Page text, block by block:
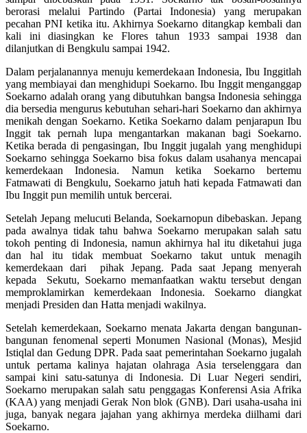
berorasi melalui Partindo (Partai Indonesia) yang merupakan
pecahan PNI ketika itu. Akhirnya Soekarno ditangkap kembali dan
kali ini diasingkan ke Flores tahun 1933 sampai 1938 dan
dilanjutkan di Bengkulu sampai 1942.
Dalam perjalanannya menuju kemerdekaan Indonesia, Ibu Inggitlah
yang membiayai dan menghidupi Soekarno. Ibu Inggit menganggap
Soekarno adalah orang yang dibutuhkan bangsa Indonesia sehingga
dia bersedia mengurus kebutuhan sehari-hari Soekarno dan akhirnya
menikah dengan Soekarno. Ketika Soekarno dalam penjarapun Ibu
Inggit tak pernah lupa mengantarkan makanan bagi Soekarno.
Ketika berada di pengasingan, Ibu Inggit jugalah yang menghidupi
Soekarno sehingga Soekarno bisa fokus dalam usahanya mencapai
kemerdekaan Indonesia. Namun ketika Soekarno bertemu
Fatmawati di Bengkulu, Soekarno jatuh hati kepada Fatmawati dan
Ibu Inggit pun memilih untuk bercerai.
Setelah Jepang melucuti Belanda, Soekarnopun dibebaskan. Jepang
pada awalnya tidak tahu bahwa Soekarno merupakan salah satu
tokoh penting di Indonesia, namun akhirnya hal itu diketahui juga
dan hal itu tidak membuat Soekarno takut untuk menagih
kemerdekaan dari pihak Jepang. Pada saat Jepang menyerah
kepada Sekutu, Soekarno memanfaatkan waktu tersebut dengan
memproklamirkan kemerdekaan Indonesia. Soekarno diangkat
menjadi Presiden dan Hatta menjadi wakilnya.
Setelah kemerdekaan, Soekarno menata Jakarta dengan bangunan-
bangunan fenomenal seperti Monumen Nasional (Monas), Mesjid
Istiqlal dan Gedung DPR. Pada saat pemerintahan Soekarno jugalah
untuk pertama kalinya hajatan olahraga Asia terselenggara dan
sampai kini satu-satunya di Indonesia. Di Luar Negeri sendiri,
Soekarno merupakan salah satu penggagas Konferensi Asia Afrika
(KAA) yang menjadi Gerak Non blok (GNB). Dari usaha-usaha ini
juga, banyak negara jajahan yang akhirnya merdeka diilhami dari
Soekarno.